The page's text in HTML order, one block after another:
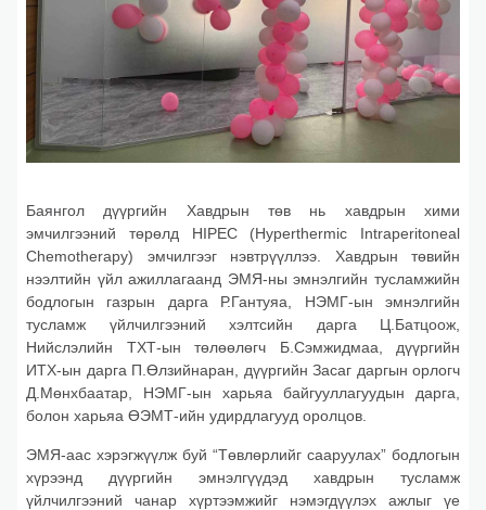
Баянгол дүүргийн Хавдрын төв нь хавдрын хими
эмчилгээний төрөлд HIPEC (Hyperthermic Intraperitoneal
Chemotherapy) эмчилгээг нэвтрүүллээ. Хавдрын төвийн
нээлтийн үйл ажиллагаанд ЭМЯ-ны эмнэлгийн тусламжийн
бодлогын газрын дарга Р.Гантуяа, НЭМГ-ын эмнэлгийн
тусламж үйлчилгээний хэлтсийн дарга Ц.Батцоож,
Нийслэлийн ТХТ-ын төлөөлөгч Б.Сэмжидмаа, дүүргийн
ИТХ-ын дарга П.Өлзийнаран, дүүргийн Засаг даргын орлогч
Д.Мөнхбаатар, НЭМГ-ын харьяа байгууллагуудын дарга,
болон харьяа ӨЭМТ-ийн удирдлагууд оролцов.
ЭМЯ-аас хэрэгжүүлж буй “Төвлөрлийг сааруулах” бодлогын
хүрээнд дүүргийн эмнэлгүүдэд хавдрын тусламж
үйлчилгээний чанар хүртээмжийг нэмэгдүүлэх ажлыг үе